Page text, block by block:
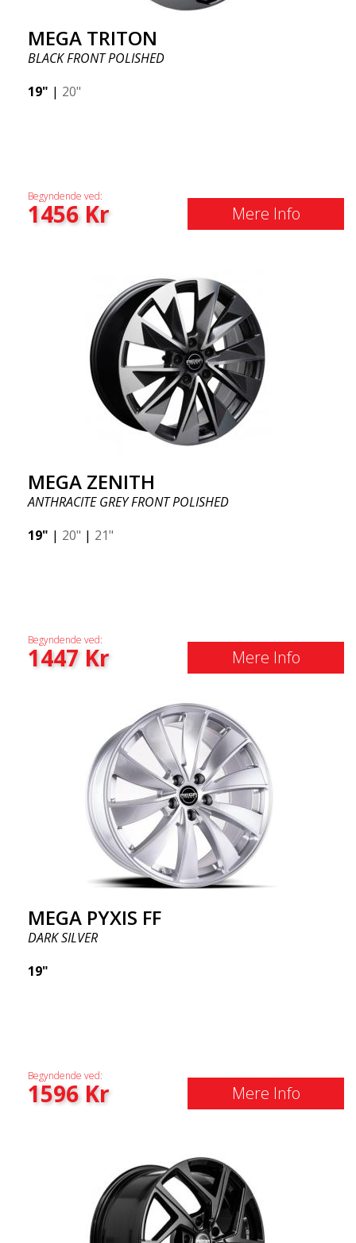
MEGA TRITON
BLACK FRONT POLISHED
19" | 20"
Begyndende ved:
1456Kr Mere Info
MEGA ZENITH
ANTHRACITE GREY FRONT POLISHED
19" | 20" | 21"
Begyndende ved:
1447Kr Mere Info
MEGA PYXIS FF
DARK SILVER
19"
Begyndende ved:
1596Kr Mere Info